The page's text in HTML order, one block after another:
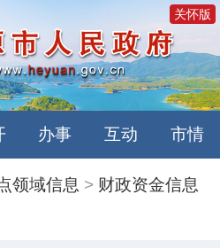
关怀版
办事 互动 市情
领域信息 > 财政资金信息